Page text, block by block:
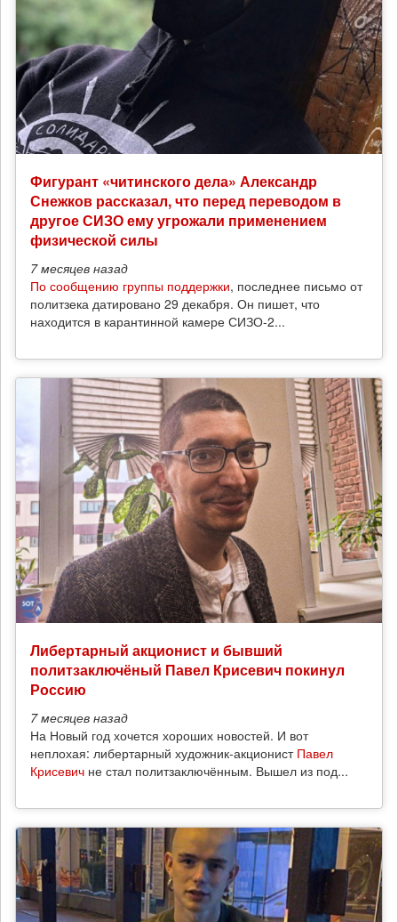
Фигурант «читинского дела» Александр
Снежков рассказал, что перед переводом в
другое СИЗО ему угрожали применением
физической силы
7 месяцев назад
По сообщению группы поддержки, последнее письмо от
политзека датировано 29 декабря. Он пишет, что
находится в карантинной камере СИЗО-2...
Либертарный акционист и бывший
политзаключёный Павел Крисевич покинул
Россию
7 месяцев назад
На Новый год хочется хороших новостей. И вот
неплохая: либертарный художник-акционист Павел
Крисевич не стал политзаключённым. Вышел из под...